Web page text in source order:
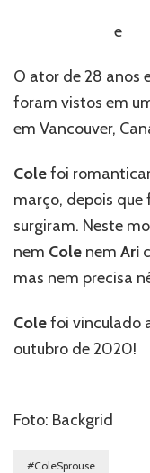
e
O ator de 28 anos
foram vistos em
em Vancouver,
Colefoi
março, depois
surgiram. Neste
nem Cole nem Ari
mas nem precisa
Colefoi vinculado
outubro de 2020!
Foto: Backgrid
#ColeSprouse